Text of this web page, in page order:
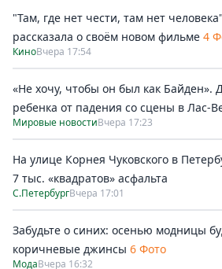
"Там, где нет чести, там нет
рассказала о своём новом фильме 4
КиноВчера 17:54
«Не хочу, чтобы он был как Байден».
ребенка от падения со сцены в Лас-
Мировые новостиВчера 17:23
На улице Корнея Чуковского в
7 тыс. «квадратов» асфальта
С.ПетербургВчера 17:01
Забудьте о синих: осенью модницы
коричневые джинсы 6 Фото
МодаВчера 16:32